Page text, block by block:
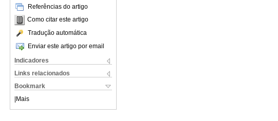
Referências do artigo
Como citar este artigo
Tradução automática
Enviar este artigo por email
Indicadores
Links relacionados
Bookmark
Mais